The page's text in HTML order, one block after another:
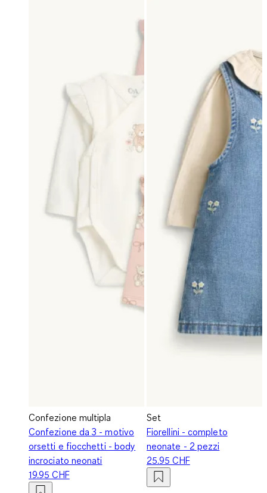
Confezione multipla
Confezione da 3 - motivo
orsetti e fiocchetti - body
incrociato neonati
19.95 CHF
Set
Fiorellini - completo
neonate - 2 pezzi
25.95 CHF